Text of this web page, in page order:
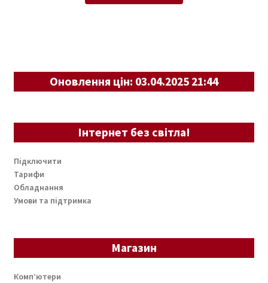
Оновлення цін: 03.04.2025 21:44
Інтернет без світла!
Підключити
Тарифи
Обладнання
Умови та підтримка
Магазин
Комп’ютери